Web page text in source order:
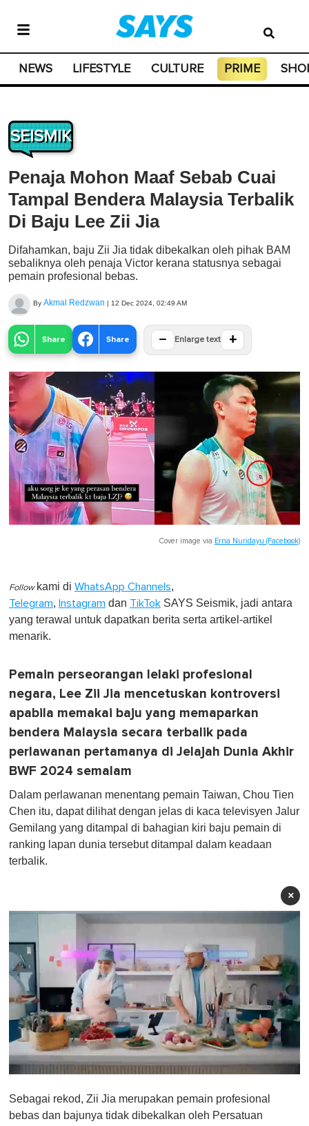
NEWS LIFESTYLE CULTURE PRIME
SEISMIK
Penaja Mohon Maaf Sebab Cuai
Tampal Bendera Malaysia Terbalik
Di Baju Lee Zii Jia
Difahamkan, baju Zii Jia tidak dibekalkan oleh pihak BAM
sebaliknya oleh penaja Victor kerana statusnya sebagai
pemain profesional bebas.
By Akmal Redzwan | 12 Dec 2024, 02:49 AM
Share Share − Enlarge text +
Cover image via Erna Nuridayu (Facebook)
Follow kami di WhatsApp Channels,
Telegram, Instagram dan TikTok SAYS Seismik, jadi antara
yang terawal untuk dapatkan berita serta artikel-artikel
menarik.
Pemain perseorangan lelaki profesional
negara, Lee Zii Jia mencetuskan kontroversi
apabila memakai baju yang memaparkan
bendera Malaysia secara terbalik pada
perlawanan pertamanya di Jelajah Dunia Akhir
BWF 2024 semalam
Dalam perlawanan menentang pemain Taiwan, Chou Tien
Chen itu, dapat dilihat dengan jelas di kaca televisyen Jalur
Gemilang yang ditampal di bahagian kiri baju pemain di
ranking lapan dunia tersebut ditampal dalam keadaan
terbalik.
×
e
c
Sebagai rekod, Zii Jia merupakan pemain profesional
bebas dan bajunya tidak dibekalkan oleh Persatuan